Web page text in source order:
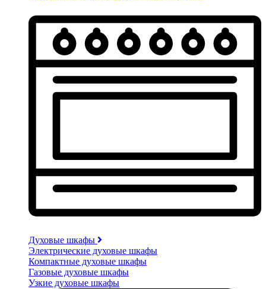
Духовые шкафы
Электрические духовые шкафы
Компактные духовые шкафы
Газовые духовые шкафы
Узкие духовые шкафы